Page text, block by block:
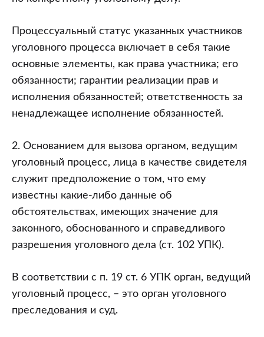
Процессуальный статус указанных участников
уголовного процесса включает в себя такие
основные элементы, как права участника; его
обязанности; гарантии реализации прав и
исполнения обязанностей; ответственность за
ненадлежащее исполнение обязанностей.
2. Основанием для вызова органом, ведущим
уголовный процесс, лица в качестве свидетеля
служит предположение о том, что ему
известны какие-либо данные об
обстоятельствах, имеющих значение для
законного, обоснованного и справедливого
разрешения уголовного дела (ст. 102 УПК).
В соответствии с п. 19 ст. 6 УПК орган, ведущий
уголовный процесс, – это орган уголовного
преследования и суд.